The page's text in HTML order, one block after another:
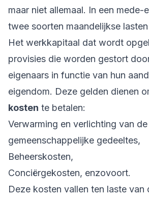
maar niet allemaal. In een mede-
twee soorten maandelijkse lasten
Het werkkapitaal dat wordt
provisies die worden gestort
eigenaars in functie van hun
eigendom. Deze gelden dienen
kosten te betalen:
Verwarming en verlichting van de
gemeenschappelijke gedeeltes,
Beheerskosten,
Conciërgekosten, enzovoort.
Deze kosten vallen ten laste van